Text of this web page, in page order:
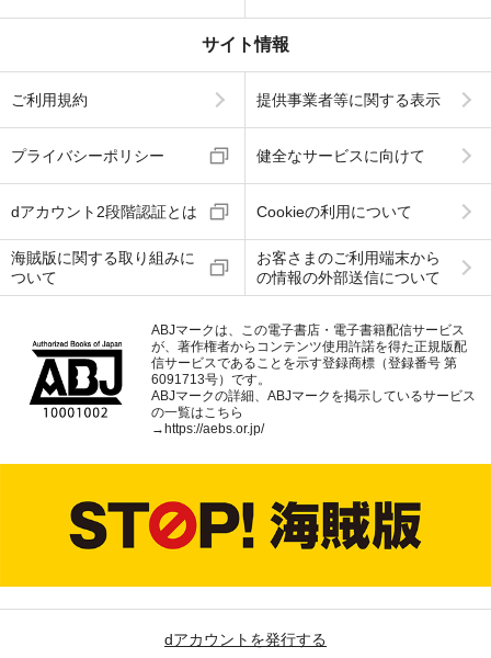
サイト情報
ご利用規約 提供事業者等に関する表示
プライバシーポリシー 健全なサービスに向けて
dアカウント2段階認証とは Cookieの利用について
海賊版に関する取り組みに
ついて
お客さまのご利用端末から
の情報の外部送信について
ABJマークは、この電子書店・電子書籍配信サービス
が、著作権者からコンテンツ使用許諾を得た正規版配
信サービスであることを示す登録商標（登録番号 第
6091713号）です。
ABJマークの詳細、ABJマークを掲示しているサービス
の一覧はこちら
→https://aebs.or.jp/
dアカウントを発行する